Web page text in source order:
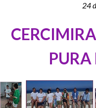
24
PURA